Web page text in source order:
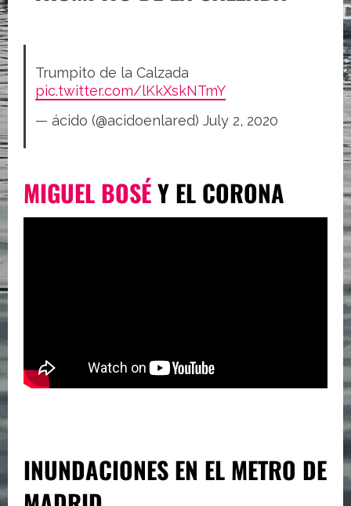
Trumpito de la Calzada
pic.twitter.com/lKkXskNTmY
— ácido (@acidoenlared) July 2, 2020
MIGUEL BOSÉY EL CORONA
INUNDACIONES EN EL METRO DE